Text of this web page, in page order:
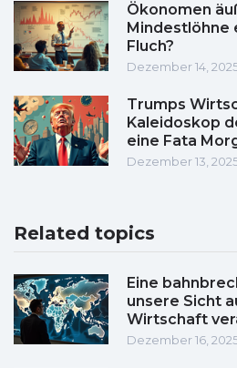
Ökonomen
Mindestlöhne
Fluch?
Dezember 14,
Trumps
Kaleidoskop
eine Fata
Dezember 13,
Related topics
Eine
unsere Sicht
Wirtschaft
Dezember 16,